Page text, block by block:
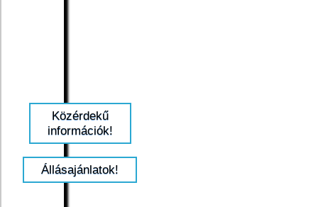
Közérdekű
információk!
Állásajánlatok!